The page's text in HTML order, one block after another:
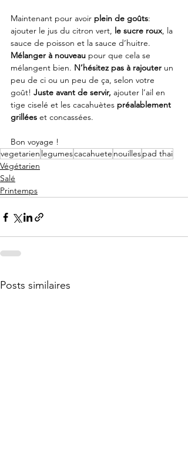
Maintenant pour avoir plein de goûts:
ajouter le jus du citron vert, le sucre roux, la
sauce de poisson et la sauce d’huitre.
Mélanger à nouveau pour que cela se
mélangent bien. N’hésitez pas à rajouter un
peu de ci ou un peu de ça, selon votre
goût! Juste avant de servir, ajouter l’ail en
tige ciselé et les cacahuètes préalablement
grillées et concassées.
Bon voyage !
vegetarien legumescacahuete nouillespad thai
Végétarien
Salé
Printemps
Posts similaires